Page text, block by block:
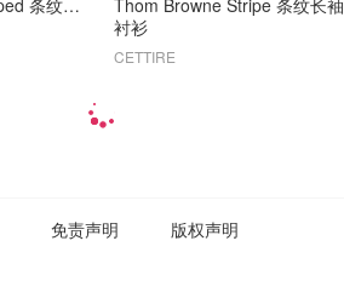
Thom Browne Striped 条纹腰带 针扣
Thom Browne Stripe 条纹长袖
衬衫
CETTIRE
免责声明 版权声明